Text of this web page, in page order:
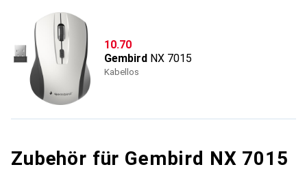
CHF
10.70
Gembird NX 7015
Kabellos
Zubehör für Gembird NX 7015